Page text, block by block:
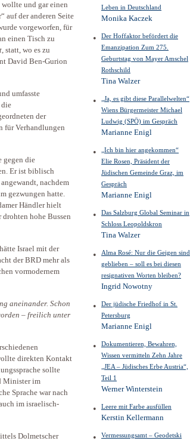
und gar einen
auf der anderen Seite
vorgeworfen, für
einen Tisch zu
, statt, wo es zu
David Ben-Gurion
umfasste
die
der
für Verhandlungen
gegen die
Er ist biblisch
nachdem
gezwungen hatte.
Händler hielt
hohe Bussen
Israel mit der
der BRD mehr als
vormodernem
aneinander. Schon
– freilich unter
direkten Kontakt
sollte
Minister im
Sprache war nach
im israelisch-
Dolmetscher
Leben in Deutschland
Monika Kaczek
Der Hoffaktor befördert die
Emanzipation Zum 275.
Geburtstag von Mayer Amschel
Rothschild
Tina Walzer
„Ja, es gibt diese Parallelwelten“
Wiens Bürgermeister Michael
Ludwig (SPÖ) im Gespräch
Marianne Enigl
„Ich bin hier angekommen“
Elie Rosen, Präsident der
Jüdischen Gemeinde Graz, im
Gespräch
Marianne Enigl
Das Salzburg Global ­Seminar in
Schloss ­Leopoldskron
Tina Walzer
Alma Rosé: Nur die Geigen sind
­geblieben – soll es bei diesen
resignativen Worten bleiben?
Ingrid Nowotny
Der jüdische Friedhof in St.
Petersburg
Marianne Enigl
Dokumentieren, Bewahren,
Wissen vermitteln Zehn Jahre
„JEA – Jüdisches Erbe Austria“,
Teil 1
Werner Winterstein
Leere mit Farbe ausfüllen
Kerstin Kellermann
Vermessungsamt – Geodetski